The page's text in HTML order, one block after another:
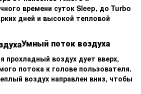
времени суток Sleep, до Turbo
дней и высокой тепловой
Умный поток воздуха
прохладный воздух дует вверх,
потока к голове пользователя.
воздух направлен вниз, чтобы